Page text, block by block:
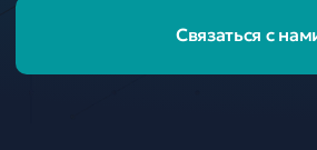
Связаться с